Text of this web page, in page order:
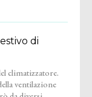
di